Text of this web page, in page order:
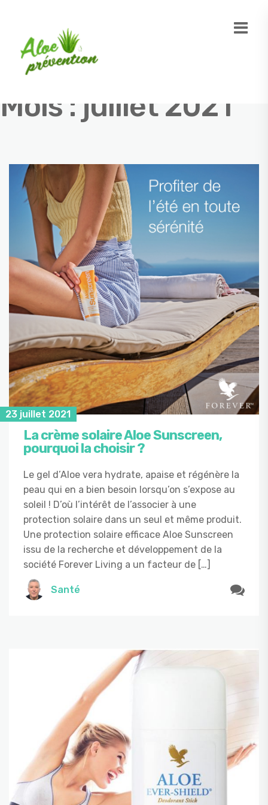
Mois : juillet 2021
23 juillet 2021
La crème solaire Aloe Sunscreen,
pourquoi la choisir ?
Le gel d’Aloe vera hydrate, apaise et régénère la
peau qui en a bien besoin lorsqu’on s’expose au
soleil ! D’où l’intérêt de l’associer à une
protection solaire dans un seul et même produit.
Une protection solaire efficace Aloe Sunscreen
issu de la recherche et développement de la
société Forever Living a un facteur de […]
Santé